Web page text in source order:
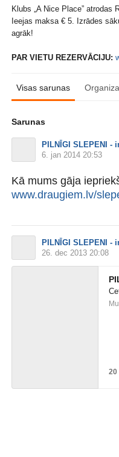
Klubs „A Nice Place”
Ieejas maksa € 5. Izrādes
agrāk!
PAR VIETU REZERVĀCIJU:
Visas sarunas
Sarunas
PILNĪGI SLEPENI -
6. jan 2014 20:53
Kā mums gāja
www.draugiem.lv/
PILNĪGI SLEPENI -
26. dec 2013 20:08
20